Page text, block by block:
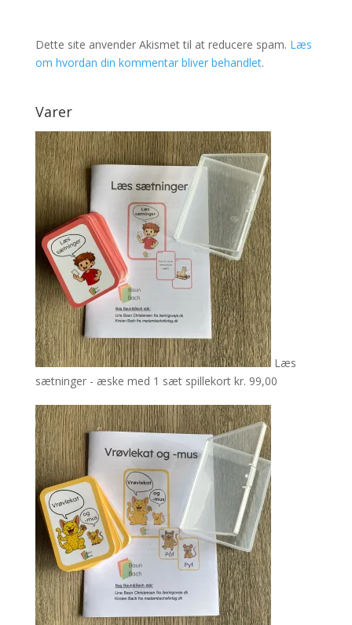
Dette site anvender Akismet til at reducere spam. Læs
om hvordan din kommentar bliver behandlet.
Varer
Læs
sætninger - æske med 1 sæt spillekort kr. 99,00